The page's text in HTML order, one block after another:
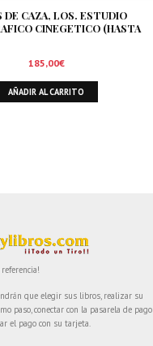
DE CAZA, LOS. ESTUDIO
CINEGETICO (HASTA
185,00€
AÑADIR AL CARRITO
que elegir sus libros, realizar su
paso, conectar con la pasarela de pago
el pago con su tarjeta.